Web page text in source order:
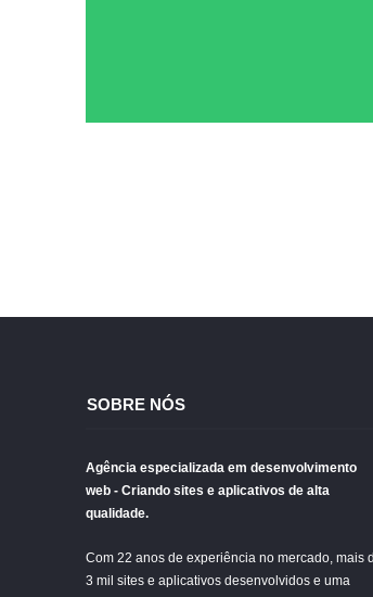
SOBRE NÓS
Agência especializada em desenvolvimento
web - Criando sites e aplicativos de alta
qualidade.
Com 22 anos de experiência no mercado, mais
3 mil sites e aplicativos desenvolvidos e uma